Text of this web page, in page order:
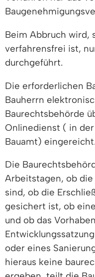
Beim Abbruch wird,
verfahrensfrei ist,
durchgeführt.
Die erforderlichen
Bauherrn
Baurechtsbehörde
Onlinedienst ( in
Bauamt) eingereicht.
Die
Arbeitstagen, ob
sind, ob die
gesichert ist, ob
und ob das
oder eines
hieraus keine